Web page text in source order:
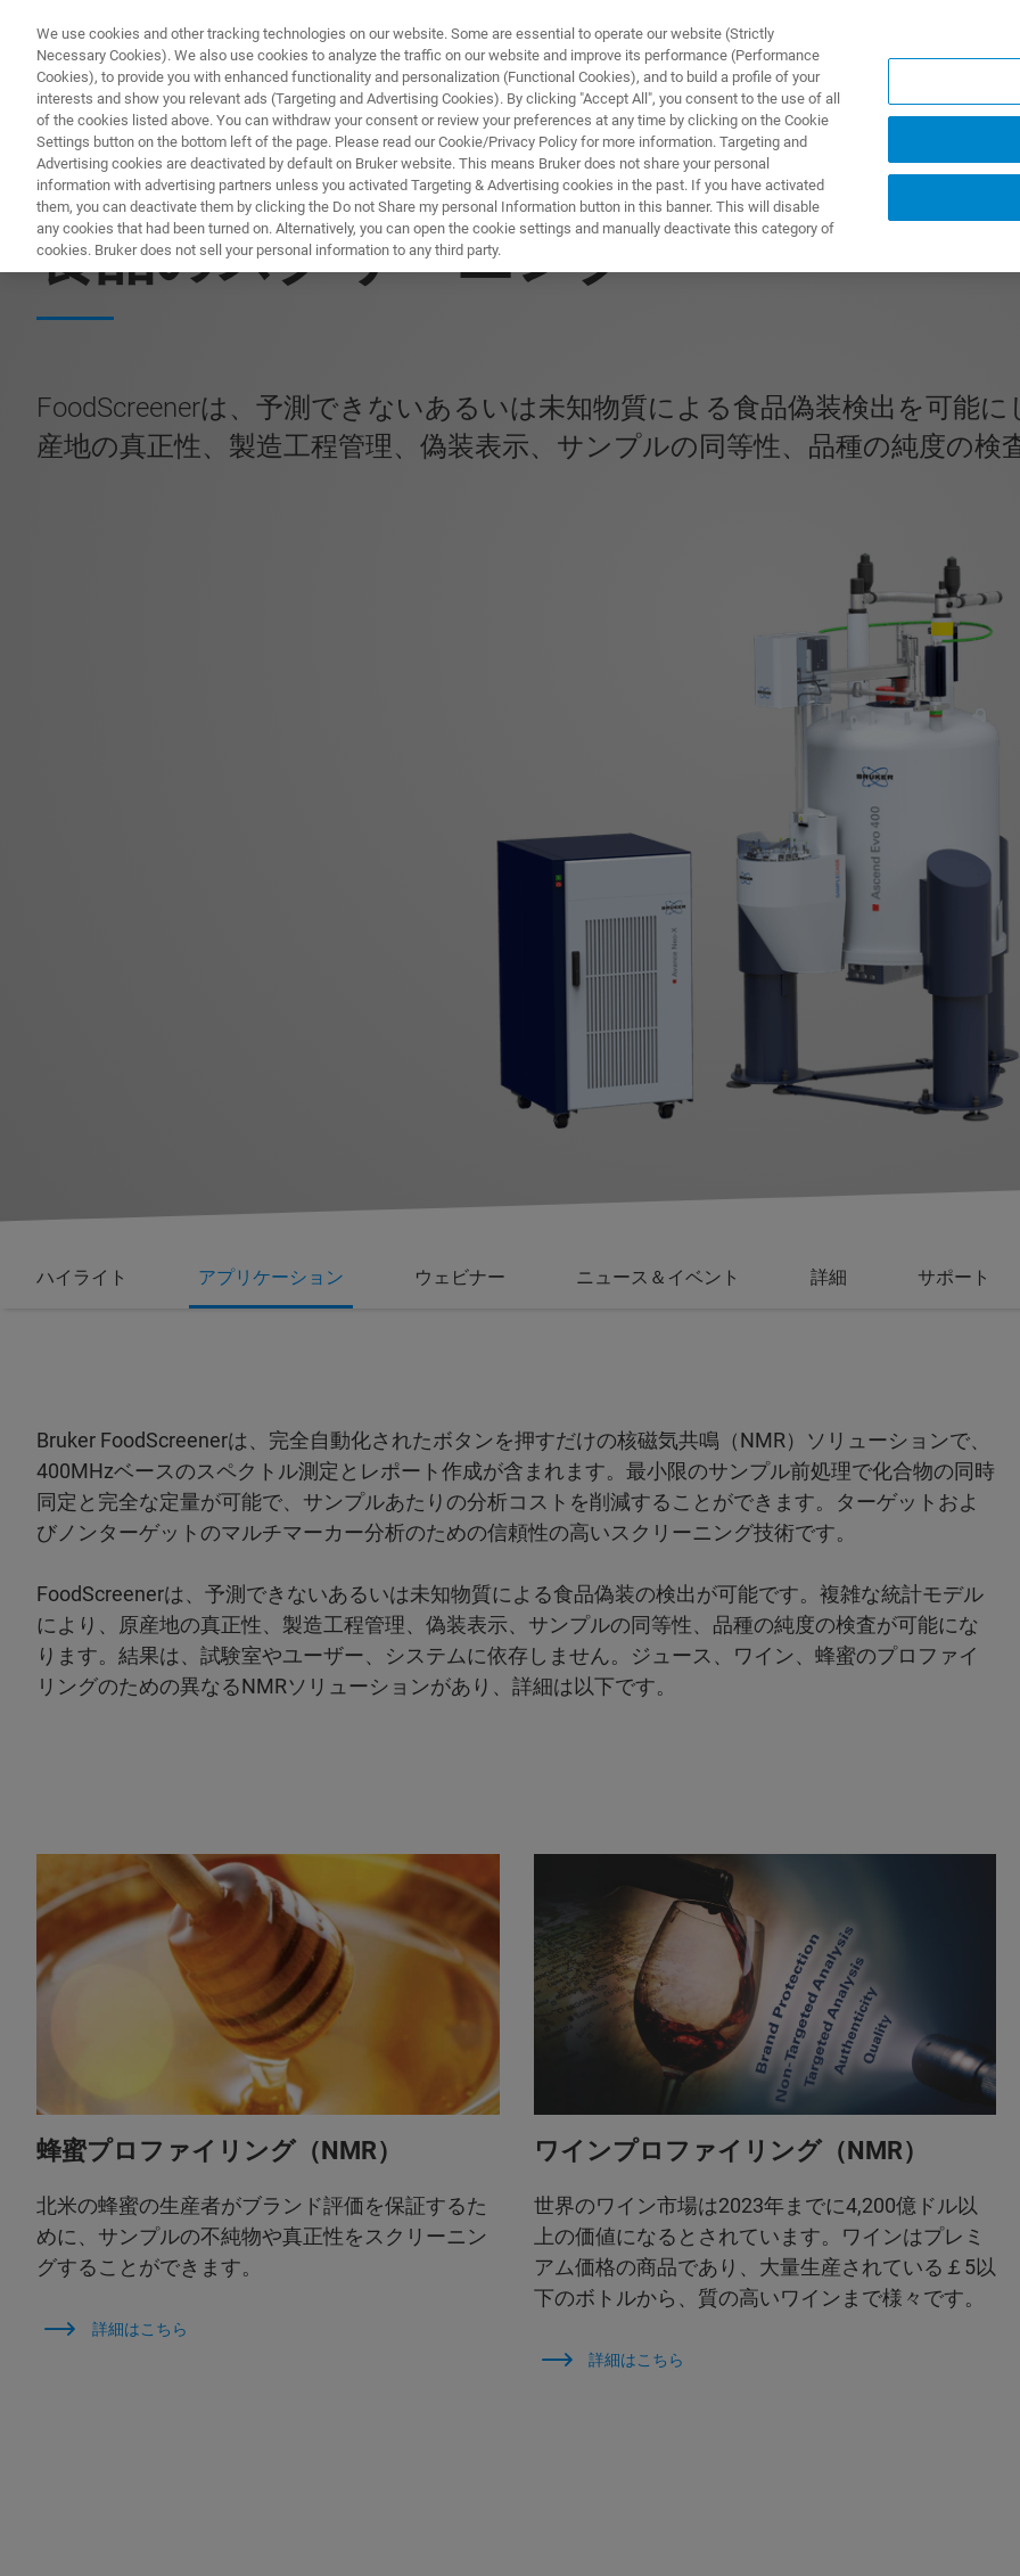
製品とソリューション アプリケーション
食品向けのNMR & ESRソリューション
食品のスクリーニング
FoodScreenerは、予測できないあるいは未知物質による食品偽装検出を可能
産地の真正性、製造工程管理、偽装表示、サンプルの同等性、品種の純度の検
ハイライト アプリケーション ウェビナー ニュース＆イベント 詳細 サポート
Bruker FoodScreenerは、完全自動化されたボタンを押すだけの核磁気共鳴（NMR）ソリューションで、
400MHzベースのスペクトル測定とレポート作成が含まれます。最小限のサンプル前処理で化合物の同時
同定と完全な定量が可能で、サンプルあたりの分析コストを削減することができます。ターゲットおよ
びノンターゲットのマルチマーカー分析のための信頼性の高いスクリーニング技術です。
FoodScreenerは、予測できないあるいは未知物質による食品偽装の検出が可能です。複雑な統計モデル
により、原産地の真正性、製造工程管理、偽装表示、サンプルの同等性、品種の純度の検査が可能にな
ります。結果は、試験室やユーザー、システムに依存しません。ジュース、ワイン、蜂蜜のプロファイ
リングのための異なるNMRソリューションがあり、詳細は以下です。
蜂蜜プロファイリング（NMR）
北米の蜂蜜の生産者がブランド評価を保証するた
めに、サンプルの不純物や真正性をスクリーニン
グすることができます。
詳細はこちら
ワインプロファイリング（NMR）
世界のワイン市場は2023年までに4,200億ドル以
上の価値になるとされています。ワインはプレミ
アム価格の商品であり、大量生産されている￡5以
下のボトルから、質の高いワインまで様々です。
詳細はこちら
We use cookies and other tracking technologies on our website. Some are essential to operate our website (Strictly
Necessary Cookies). We also use cookies to analyze the traffic on our website and improve its performance (Performance
Cookies), to provide you with enhanced functionality and personalization (Functional Cookies), and to build a profile of your
interests and show you relevant ads (Targeting and Advertising Cookies). By clicking "Accept All", you consent to the use of all
of the cookies listed above. You can withdraw your consent or review your preferences at any time by clicking on the Cookie
Settings button on the bottom left of the page. Please read our Cookie/Privacy Policy for more information. Targeting and
Advertising cookies are deactivated by default on Bruker website. This means Bruker does not share your personal
information with advertising partners unless you activated Targeting & Advertising cookies in the past. If you have activated
them, you can deactivate them by clicking the Do not Share my personal Information button in this banner. This will disable
any cookies that had been turned on. Alternatively, you can open the cookie settings and manually deactivate this category of
cookies. Bruker does not sell your personal information to any third party.